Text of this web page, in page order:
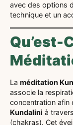
avec des options
technique et un
Qu’est-
La méditation
associe la
concentration afin
Kundalini à
(chakras). Cet